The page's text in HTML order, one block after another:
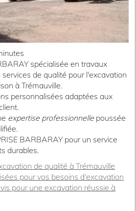
spécialisée en travaux
de qualité pour l'excavation
à Trémauville.
personnalisées adaptées aux
expertise professionnellepoussée
BARBARAY pour un service
durables.
de qualité à Trémauville
pour vos besoins d'excavation
pour une excavation réussie à